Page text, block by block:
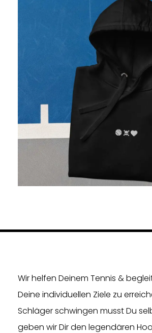
Wir helfen Deinem Tennis &
Deine individuellen Ziele zu
Schläger schwingen musst Du
geben wir Dir den legendären